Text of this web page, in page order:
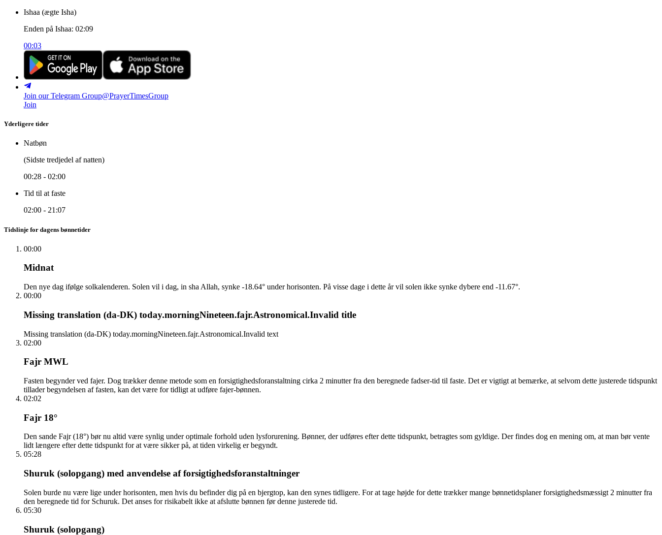
Ishaa (ægte Isha)
Enden på Ishaa: 02:09
00:03
Join our Telegram Group@PrayerTimesGroup
Join
Yderligere tider
Natbøn
(Sidste tredjedel af natten)
00:28 - 02:00
Tid til at faste
02:00 - 21:07
Tidslinje for dagens bønnetider
00:00
Midnat
Den nye dag ifølge solkalenderen. Solen vil i dag, in sha Allah, synke -18.64° under horisonten. På visse dage i dette år vil solen ikke synke dybere end -11.67°.
00:00
Missing translation (da-DK) today.morningNineteen.fajr.Astronomical.Invalid title
Missing translation (da-DK) today.morningNineteen.fajr.Astronomical.Invalid text
02:00
Fajr MWL
Fasten begynder ved fajer. Dog trækker denne metode som en forsigtighedsforanstaltning cirka 2 minutter fra den beregnede fadser-tid til faste. Det er vigtigt at bemærke, at selvom dette justerede tidspunkt
tillader begyndelsen af fasten, kan det være for tidligt at udføre fajer-bønnen.
02:02
Fajr 18°
Den sande Fajr (18°) bør nu altid være synlig under optimale forhold uden lysforurening. Bønner, der udføres efter dette tidspunkt, betragtes som gyldige. Der findes dog en mening om, at man bør vente
lidt længere efter dette tidspunkt for at være sikker på, at tiden virkelig er begyndt.
05:28
Shuruk (solopgang) med anvendelse af forsigtighedsforanstaltninger
Solen burde nu være lige under horisonten, men hvis du befinder dig på en bjergtop, kan den synes tidligere. For at tage højde for dette trækker mange bønnetidsplaner forsigtighedsmæssigt 2 minutter fra
den beregnede tid for Schuruk. Det anses for risikabelt ikke at afslutte bønnen før denne justerede tid.
05:30
Shuruk (solopgang)